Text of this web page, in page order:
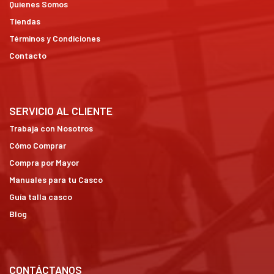
Quienes Somos
Tiendas
Términos y Condiciones
Contacto
SERVICIO AL CLIENTE
Trabaja con Nosotros
Cómo Comprar
Compra por Mayor
Manuales para tu Casco
Guía talla casco
Blog
CONTÁCTANOS